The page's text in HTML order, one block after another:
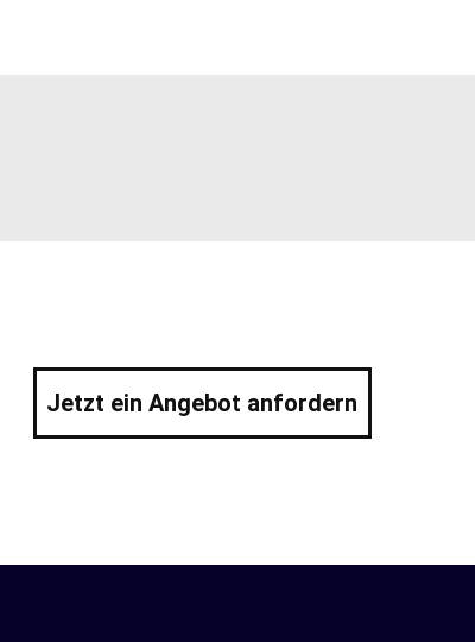
Jetzt ein Angebot anfordern